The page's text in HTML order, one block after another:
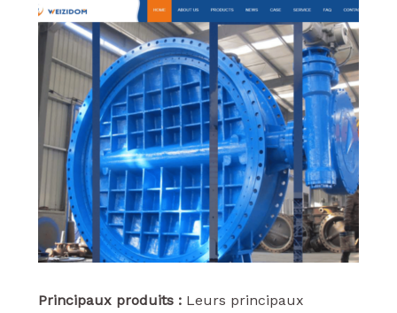
Principaux produits :Leurs principaux